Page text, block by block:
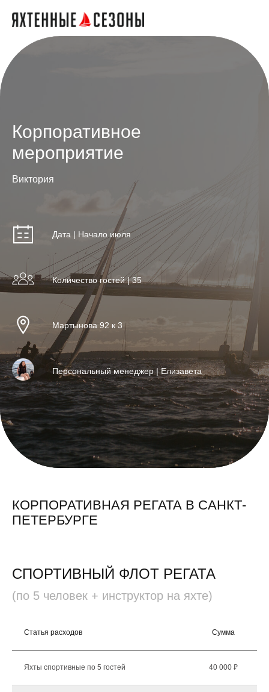
Корпоративное
мероприятие
Виктория
Дата | Начало июля
Количество гостей | 35
Мартынова 92 к 3
Персональный менеджер | Елизавета
КОРПОРАТИВНАЯ РЕГАТА В САНКТ-
ПЕТЕРБУРГЕ
СПОРТИВНЫЙ ФЛОТ РЕГАТА
(по 5 человек + инструктор на яхте)
Статья расходов Сумма
Яхты спортивные по 5 гостей 40 000 ₽